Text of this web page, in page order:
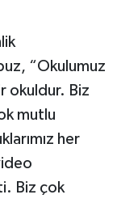
“Okulumuz
okuldur. Biz
mutlu
her
Biz çok